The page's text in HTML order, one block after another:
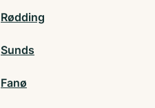
Rødding
Sunds
Fanø